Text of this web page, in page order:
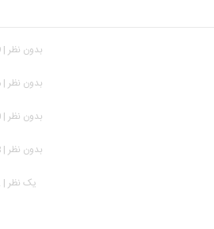
بدون نظر | 309 بازدید
بدون نظر | 426 بازدید
بدون نظر | 590 بازدید
بدون نظر | 238 بازدید
يک نظر | 602 بازدید